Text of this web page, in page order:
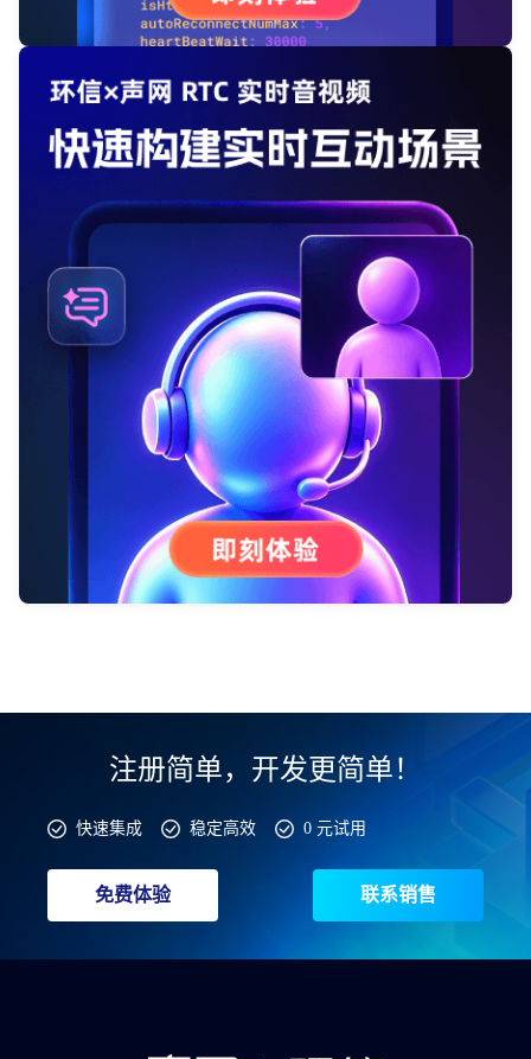
注册简单，开发更简单！
快速集成 稳定高效 0 元试用
免费体验 联系销售